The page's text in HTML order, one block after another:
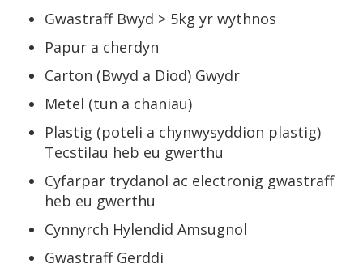
Gwastraff Bwyd > 5kg yr wythnos
Papur a cherdyn
Carton (Bwyd a Diod) Gwydr
Metel (tun a chaniau)
Plastig (poteli a chynwysyddion plastig)
Tecstilau heb eu gwerthu
Cyfarpar trydanol ac electronig gwastraff
heb eu gwerthu
Cynnyrch Hylendid Amsugnol
Gwastraff Gerddi